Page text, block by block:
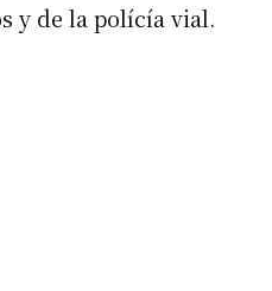
y de la polícía vial.